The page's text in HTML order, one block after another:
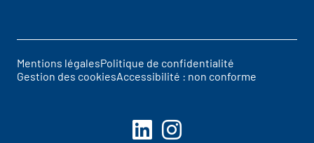
Pied de page
Mentions légalesPolitique de confidentialité
Gestion des cookiesAccessibilité : non conforme